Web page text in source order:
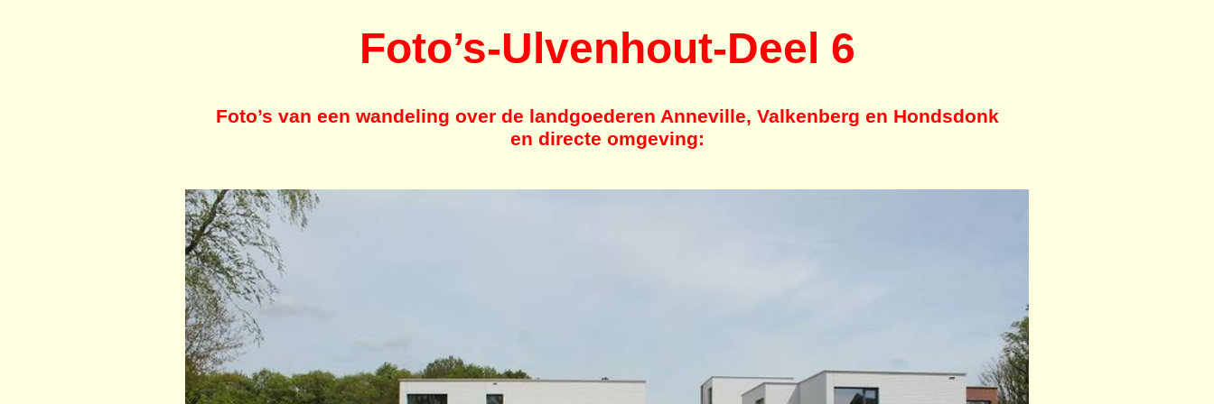
Foto’s-Ulvenhout-Deel 6
Foto’s van een wandeling over de landgoederen Anneville, Valkenberg en Hondsdonk
en directe omgeving: